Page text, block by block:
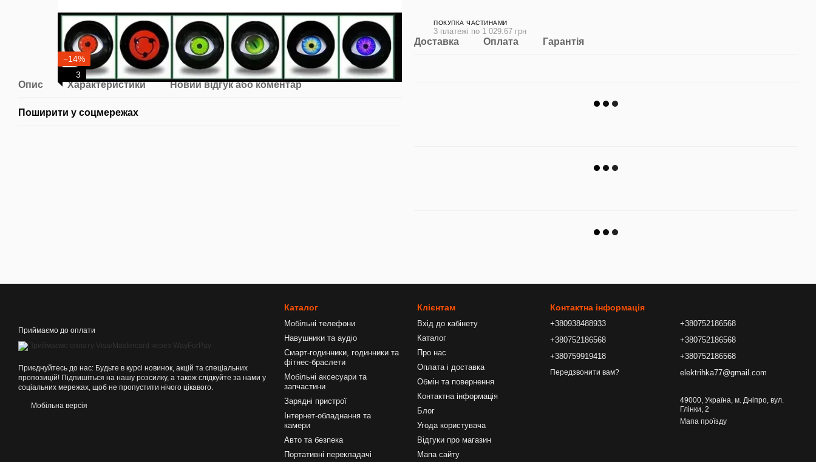
−14%
3
Опис Характеристики Новий відгук або коментар
Поширити у соцмережах
ПОКУПКА ЧАСТИНАМИ
3 платежі по 1 029.67 грн
Доставка Оплата Гарантія
Приймаємо до оплати
Приєднуйтесь до нас: Будьте в курсі новинок, акцій та спеціальних
пропозицій! Підпишіться на нашу розсилку, а також слідкуйте за нами у
соціальних мережах, щоб не пропустити нічого цікавого.
Мобільна версія
Каталог
Мобільні телефони
Навушники та аудіо
Смарт-годинники, годинники та
фітнес-браслети
Мобільні аксесуари та
запчастини
Зарядні пристрої
Інтернет-обладнання та
камери
Авто та безпека
Портативні перекладачі
Клієнтам
Вхід до кабінету
Каталог
Про нас
Оплата і доставка
Обмін та повернення
Контактна інформація
Блог
Угода користувача
Відгуки про магазин
Мапа сайту
Контактна інформація
+380938488933
+380752186568
+380759919418
Передзвонити вам?
+380752186568
+380752186568
+380752186568
elektrihka77@gmail.com
49000, Україна, м. Дніпро, вул.
Глінки, 2
Мапа проїзду